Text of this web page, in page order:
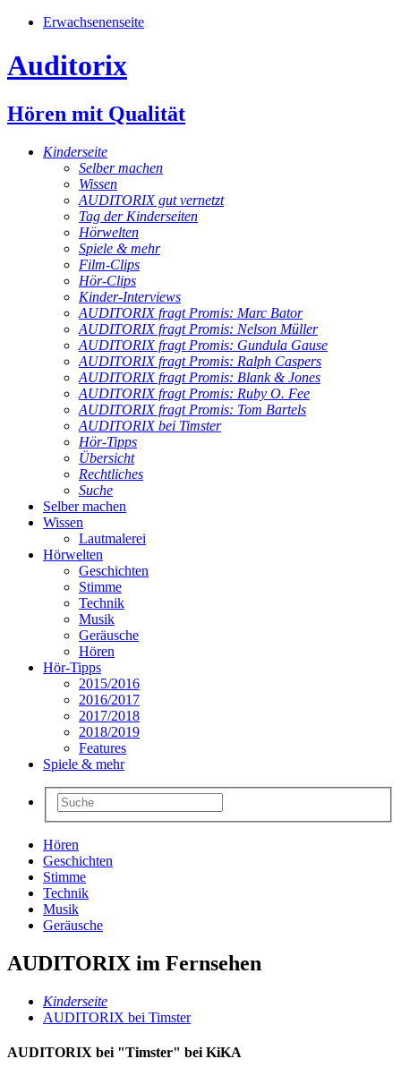
Erwachsenenseite
Auditorix
Hören mit Qualität
Kinderseite
Selber machen
Wissen
AUDITORIX gut vernetzt
Tag der Kinderseiten
Hörwelten
Spiele & mehr
Film-Clips
Hör-Clips
Kinder-Interviews
AUDITORIX fragt Promis: Marc Bator
AUDITORIX fragt Promis: Nelson Müller
AUDITORIX fragt Promis: Gundula Gause
AUDITORIX fragt Promis: Ralph Caspers
AUDITORIX fragt Promis: Blank & Jones
AUDITORIX fragt Promis: Ruby O. Fee
AUDITORIX fragt Promis: Tom Bartels
AUDITORIX bei Timster
Hör-Tipps
Übersicht
Rechtliches
Suche
Selber machen
Wissen
Lautmalerei
Hörwelten
Geschichten
Stimme
Technik
Musik
Geräusche
Hören
Hör-Tipps
2015/2016
2016/2017
2017/2018
2018/2019
Features
Spiele & mehr
Hören
Geschichten
Stimme
Technik
Musik
Geräusche
AUDITORIX im Fernsehen
Kinderseite
AUDITORIX bei Timster
AUDITORIX bei "Timster" bei KiKA